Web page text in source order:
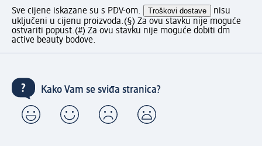
Sve cijene iskazane su s PDV-om. Troškovi dostave
nisu
uključeni u cijenu proizvoda.(§) Za ovu stavku nije moguće
ostvariti popust.(#) Za ovu stavku nije moguće dobiti dm
active beauty bodove.
Kako Vam se sviđa stranica?